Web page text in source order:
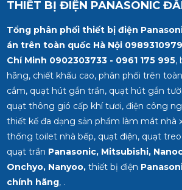
THIẾT BỊ ĐIỆN PANASONIC
Tổng phân phối thiết bị điện
án trên toàn quốc Hà Nội
Chí Minh 0902303733 - 0961 175 995,
hãng, chiết khấu cao, phân phối trên
cắm, quạt hút gắn trần, quạt hút gắn
quạt thông gió cấp khí tươi, điện công
thiết kế đa dạng sản phẩm làm mát nhà
thống toilet nhà bếp, quạt điện, quạt
quạt trần Panasonic, Mitsubishi,
Onchyo, Nanyoo,thiết bị điện
chính hãng, .